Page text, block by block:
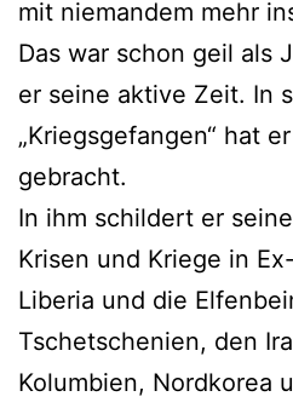
mit niemandem mehr
Das war schon geil als
er seine aktive Zeit. In
„Kriegsgefangen“ hat
gebracht.
In ihm schildert er
Krisen und Kriege in
Liberia und die
Tschetschenien, den
Kolumbien, Nordkorea